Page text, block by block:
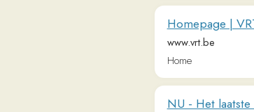
Home
NU - Het laatste
www.nu.nl
Lees het laatste nieuws